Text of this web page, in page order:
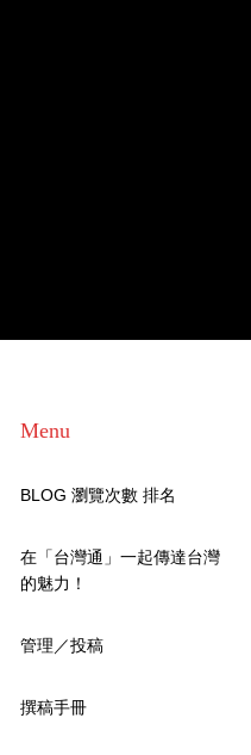
Menu
BLOG 瀏覽次數 排名
在「台灣通」一起傳達台灣
的魅力！
管理／投稿
撰稿手冊